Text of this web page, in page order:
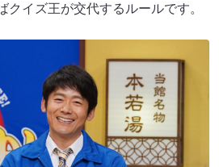
クイズ王が交代するルールです。